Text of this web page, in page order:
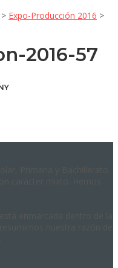
> Expo-Producción 2016 >
2016-57